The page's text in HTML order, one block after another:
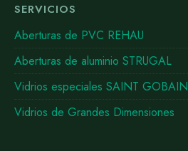
SERVICIOS
Aberturas de PVC REHAU
Aberturas de aluminio STRUGAL
Vidrios especiales SAINT GOBAIN
Vidrios de Grandes Dimensiones